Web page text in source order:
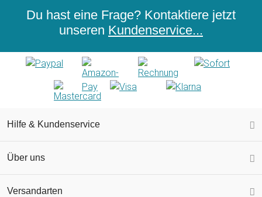
Du hast eine Frage? Kontaktiere jetzt
unseren Kundenservice...
Hilfe & Kundenservice
Über uns
Versandarten